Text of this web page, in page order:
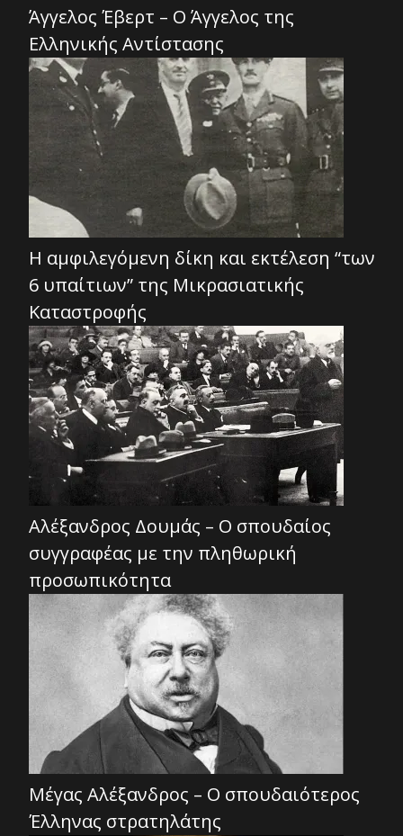
Άγγελος Έβερτ – Ο Άγγελος της
Ελληνικής Αντίστασης
Η αμφιλεγόμενη δίκη και εκτέλεση “των
6 υπαίτιων” της Μικρασιατικής
Καταστροφής
Αλέξανδρος Δουμάς – Ο σπουδαίος
συγγραφέας με την πληθωρική
προσωπικότητα
Mέγας Αλέξανδρος – Ο σπουδαιότερος
Έλληνας στρατηλάτης